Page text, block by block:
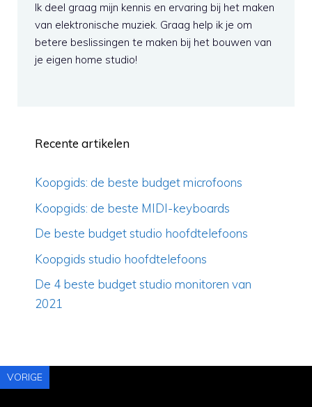
Ik deel graag mijn kennis en ervaring bij het maken
van elektronische muziek. Graag help ik je om
betere beslissingen te maken bij het bouwen van
je eigen home studio!
Recente artikelen
Koopgids: de beste budget microfoons
Koopgids: de beste MIDI-keyboards
De beste budget studio hoofdtelefoons
Koopgids studio hoofdtelefoons
De 4 beste budget studio monitoren van
2021
VORIGE